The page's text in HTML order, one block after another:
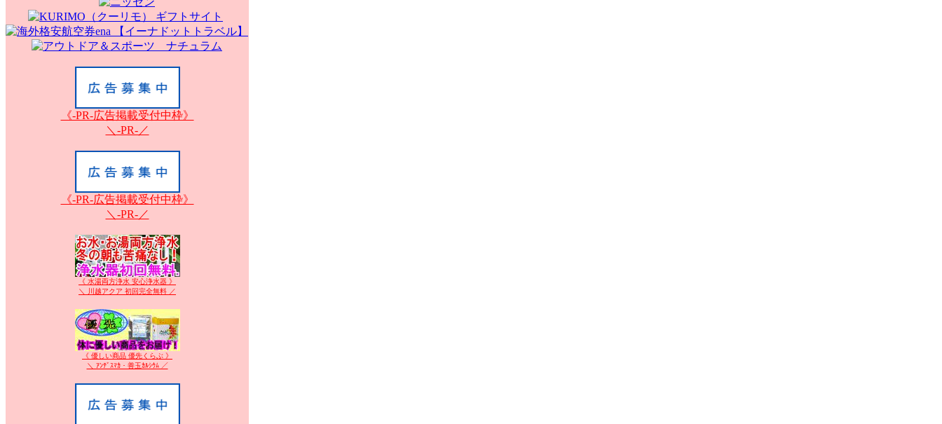
《-PR-広告掲載受付中枠》
＼-PR-／
《-PR-広告掲載受付中枠》
＼-PR-／
《 水湯両方浄水 安心浄水器 》
＼ 川越アクア 初回完全無料 ／
《 優しい商品 優先くらぶ 》
＼ ｱﾝﾃﾞｽﾏｶ・善玉ｶﾙｼｳﾑ ／